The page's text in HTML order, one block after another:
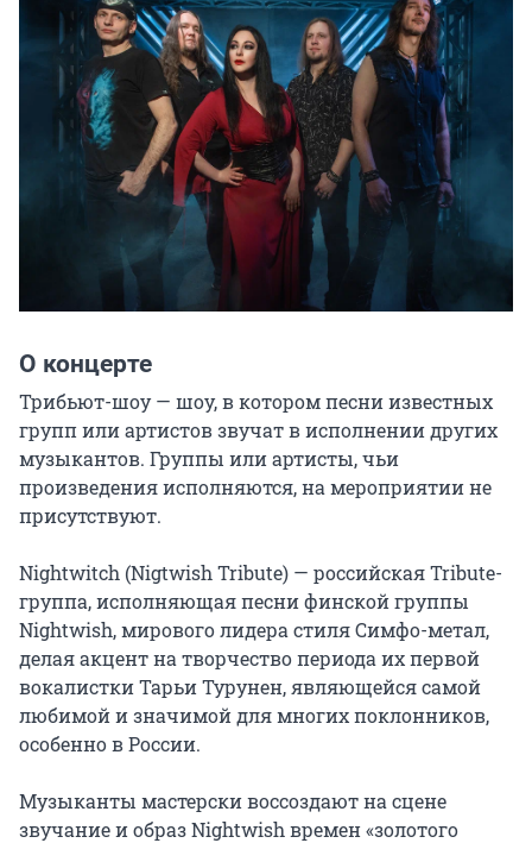
О концерте
Трибьют-шоу — шоу, в котором песни известных
групп или артистов звучат в исполнении других
музыкантов. Группы или артисты, чьи
произведения исполняются, на мероприятии не
присутствуют.
Nightwitch (Nigtwish Tribute) — российская Tribute-
группа, исполняющая песни финской группы
Nightwish, мирового лидера стиля Симфо-метал,
делая акцент на творчество периода их первой
вокалистки Тарьи Турунен, являющейся самой
любимой и значимой для многих поклонников,
особенно в России.
Музыканты мастерски воссоздают на сцене
звучание и образ Nightwish времен «золотого